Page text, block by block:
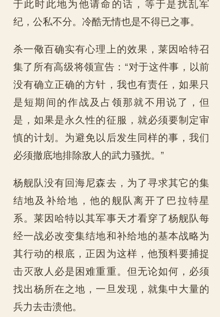
于此时此地为他请命的话，等于是扰乱军
纪，公私不分。冷酷无情也是不得已之事。
杀一儆百确实有心理上的效果，莱因哈特召
集了所有高级将领宣告：“对于这件事，以前
没有确立正确的方针，我也有责任，如果只
是短期间的作战及占领那就不用说了，但
是，如果是永久性的征服，就必须要制定审
慎的计划。为避免以后发生同样的事，我们
必须撤底地排除敌人的武力骚扰。”
杨舰队没有回海尼森去，为了寻求其它的集
结地及补给地，他的舰队离开了巴拉特星
系。莱因哈特以其军事天才看穿了杨舰队每
经一战必改变集结地和补给地的基本战略为
其行动的根底，正因为这样，他预料要捕捉
击灭敌人必是困难重重。但无论如何，必须
找出杨所在之地，一旦发现，就集中大量的
兵力去击溃他。